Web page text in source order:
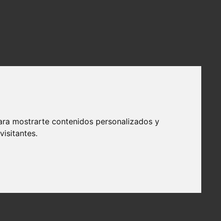
mostrarte contenidos personalizados y